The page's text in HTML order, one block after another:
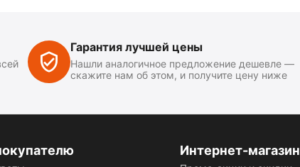
Гарантия лучшей цены
Нашли аналогичное предложение дешевле —
скажите нам об этом, и получите цену ниже
Интернет-магазин